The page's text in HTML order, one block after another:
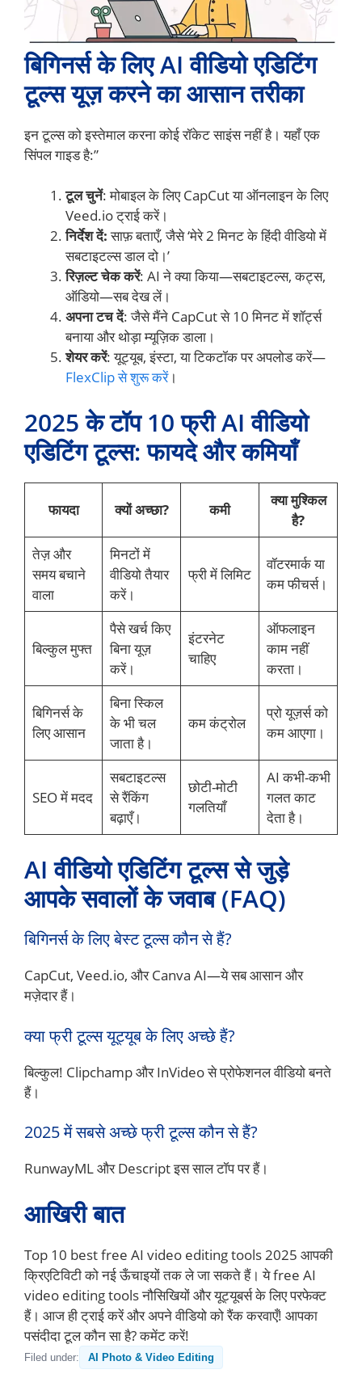
बिगिनर्स के लिए AI वीडियो एडिटिंग
टूल्स यूज़ करने का आसान तरीका
इन टूल्स को इस्तेमाल करना कोई रॉकेट साइंस नहीं है। यहाँ एक
सिंपल गाइड है:”
टूल चुनें: मोबाइल के लिए CapCut या ऑनलाइन के लिए
Veed.io ट्राई करें।
निर्देश दें:साफ़ बताएँ, जैसे ‘मेरे 2 मिनट के हिंदी वीडियो में
सबटाइटल्स डाल दो।’
रिज़ल्ट चेक करें: AI ने क्या किया—सबटाइटल्स, कट्स,
ऑडियो—सब देख लें।
अपना टच दें: जैसे मैंने CapCut से 10 मिनट में शॉर्ट्स
बनाया और थोड़ा म्यूज़िक डाला।
शेयर करें: यूट्यूब, इंस्टा, या टिकटॉक पर अपलोड करें—
FlexClip से शुरू करें।
2025 के टॉप 10 फ्री AI वीडियो
एडिटिंग टूल्स: फायदे और कमियाँ
फायदा क्यों अच्छा? कमी
क्या मुश्किल
है?
तेज़ और
समय बचाने
वाला
मिनटों में
वीडियो तैयार
करें।
फ्री में लिमिट
वॉटरमार्क या
कम फीचर्स।
बिल्कुल मुफ्त
पैसे खर्च किए
बिना यूज़
करें।
इंटरनेट
चाहिए
ऑफलाइन
काम नहीं
करता।
बिगिनर्स के
लिए आसान
बिना स्किल
के भी चल
जाता है।
कम कंट्रोल
प्रो यूज़र्स को
कम आएगा।
SEO में मदद
सबटाइटल्स
से रैंकिंग
बढ़ाएँ।
छोटी-मोटी
गलतियाँ
AI कभी-कभी
गलत काट
देता है।
AI वीडियो एडिटिंग टूल्स से जुड़े
आपके सवालों के जवाब (FAQ)
बिगिनर्स के लिए बेस्ट टूल्स कौन से हैं?
CapCut, Veed.io, और Canva AI—ये सब आसान और
मज़ेदार हैं।
क्या फ्री टूल्स यूट्यूब के लिए अच्छे हैं?
बिल्कुल! Clipchamp और InVideo से प्रोफेशनल वीडियो बनते
हैं।
2025 में सबसे अच्छे फ्री टूल्स कौन से हैं?
RunwayML और Descript इस साल टॉप पर हैं।
आखिरी बात
Top 10 best free AI video editing tools 2025 आपकी
क्रिएटिविटी को नई ऊँचाइयों तक ले जा सकते हैं। ये free AI
video editing tools नौसिखियों और यूट्यूबर्स के लिए परफेक्ट
हैं। आज ही ट्राई करें और अपने वीडियो को रैंक करवाएँ! आपका
पसंदीदा टूल कौन सा है? कमेंट करें!
Filed under: AI Photo & Video Editing